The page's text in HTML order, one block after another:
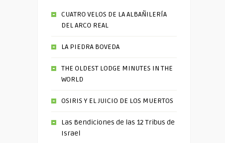
CUATRO VELOS DE LA ALBAÑILERÍA
DEL ARCO REAL
LA PIEDRA BOVEDA
THE OLDEST LODGE MINUTES IN THE
WORLD
OSIRIS Y EL JUICIO DE LOS MUERTOS
Las Bendiciones de las 12 Tribus de
Israel